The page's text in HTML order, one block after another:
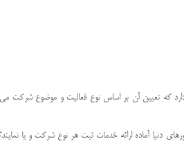
تعیین آن بر اساس نوع فعالیت و موضوع شرکت می
دنیا آماده ارائه خدمات ثبت هر نوع شرکت و یا